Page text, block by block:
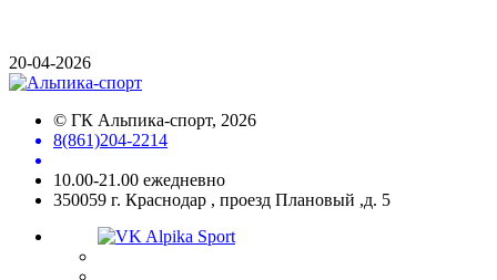
20-04-2026
© ГК Альпика-спорт, 2026
8(861)204-2214
10.00-21.00 ежедневно
350059 г. Краснодар , проезд Плановый ,д. 5